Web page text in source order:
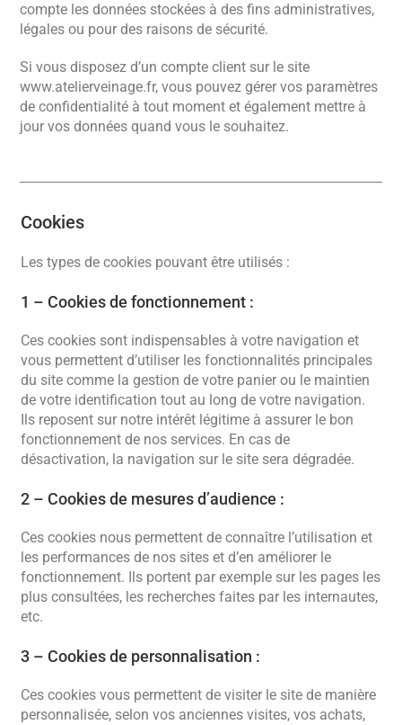
compte les données stockées à des fins administratives,
légales ou pour des raisons de sécurité.
Si vous disposez d’un compte client sur le site
www.atelierveinage.fr, vous pouvez gérer vos paramètres
de confidentialité à tout moment et également mettre à
jour vos données quand vous le souhaitez.
Cookies
Les types de cookies pouvant être utilisés :
1 – Cookies de fonctionnement :
Ces cookies sont indispensables à votre navigation et
vous permettent d’utiliser les fonctionnalités principales
du site comme la gestion de votre panier ou le maintien
de votre identification tout au long de votre navigation.
Ils reposent sur notre intérêt légitime à assurer le bon
fonctionnement de nos services. En cas de
désactivation, la navigation sur le site sera dégradée.
2 – Cookies de mesures d’audience :
Ces cookies nous permettent de connaître l’utilisation et
les performances de nos sites et d’en améliorer le
fonctionnement. Ils portent par exemple sur les pages les
plus consultées, les recherches faites par les internautes,
etc.
3 – Cookies de personnalisation :
Ces cookies vous permettent de visiter le site de manière
personnalisée, selon vos anciennes visites, vos achats,